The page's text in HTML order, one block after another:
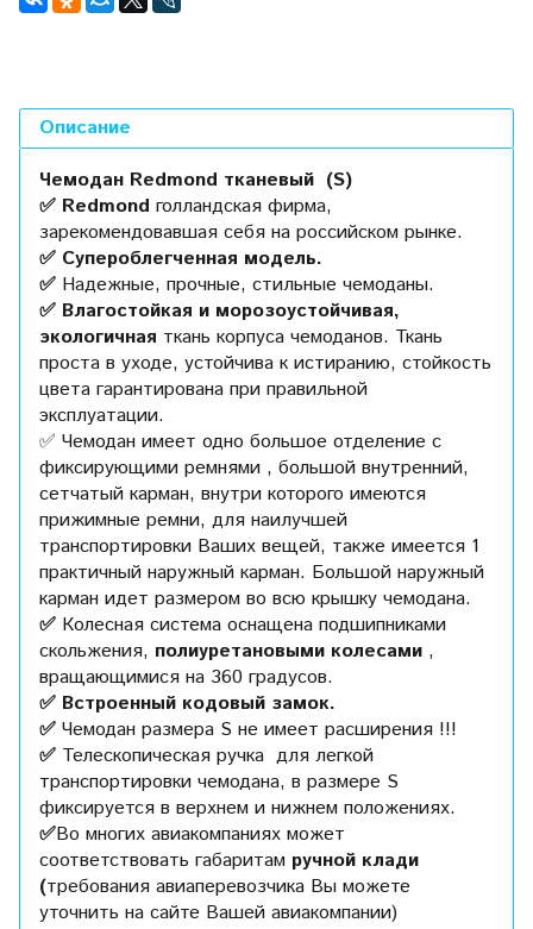
Описание
Чемодан Redmond тканевый (S)
✅ Redmond голландская фирма,
зарекомендовавшая себя на российском рынке.
✅ Супероблегченная модель.
✅ Надежные, прочные, стильные чемоданы.
✅ Влагостойкая и морозоустойчивая,
экологичная ткань корпуса чемоданов. Ткань
проста в уходе, устойчива к истиранию, стойкость
цвета гарантирована при правильной
эксплуатации.
✅ Чемодан имеет одно большое отделение с
фиксирующими ремнями , большой внутренний,
сетчатый карман, внутри которого имеются
прижимные ремни, для наилучшей
транспортировки Ваших вещей, также имеется 1
практичный наружный карман. Большой наружный
карман идет размером во всю крышку чемодана.
✅ Колесная система оснащена подшипниками
скольжения, полиуретановыми колесами ,
вращающимися на 360 градусов.
✅ Встроенный кодовый замок.
✅ Чемодан размера S не имеет расширения !!!
✅ Телескопическая ручка для легкой
транспортировки чемодана, в размере S
фиксируется в верхнем и нижнем положениях.
✅Во многих авиакомпаниях может
соответствовать габаритам ручной клади
(требования авиаперевозчика Вы можете
уточнить на сайте Вашей авиакомпании)